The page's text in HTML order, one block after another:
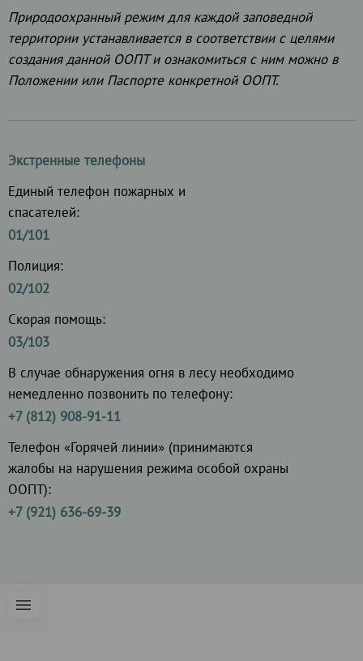
Природоохранный режим для каждой заповедной
территории устанавливается в соответствии с целями
создания данной ООПТ и ознакомиться с ним можно в
Положении или Паспорте конкретной ООПТ.
Экстренные телефоны
Единый телефон пожарных и
спасателей:
01/101
Полиция:
02/102
Скорая помощь:
03/103
В случае обнаружения огня в лесу необходимо
немедленно позвонить по телефону:
+7 (812) 908-91-11
Телефон «Горячей линии» (принимаются
жалобы на нарушения режима особой охраны
ООПТ):
+7 (921) 636-69-39